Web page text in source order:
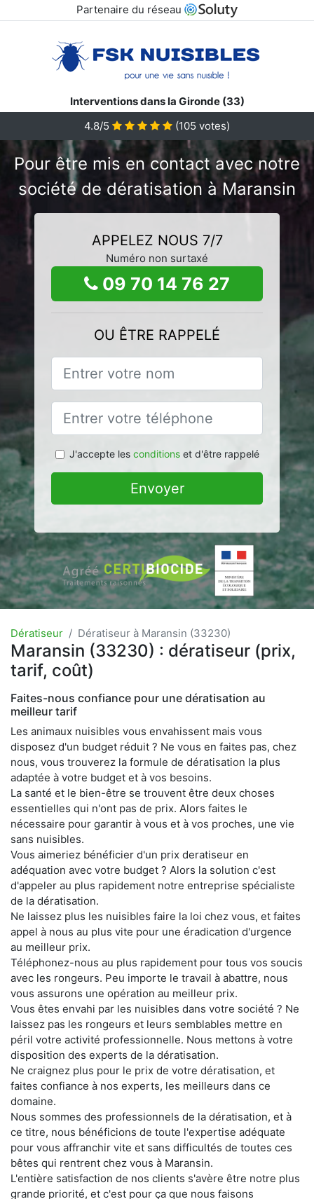
Partenaire du réseau
Interventions dans la Gironde (33)
4.8/5
(105 votes)
Pour être mis en contact avec notre
société de dératisation à Maransin
APPELEZ NOUS 7/7
Numéro non surtaxé
09 70 14 76 27
OU ÊTRE RAPPELÉ
J'accepte les conditionset d'être rappelé
Envoyer
Dératiseur Dératiseur à Maransin (33230)
Maransin (33230) : dératiseur (prix,
tarif, coût)
Faites-nous confiance pour une dératisation au
meilleur tarif
Les animaux nuisibles vous envahissent mais vous
disposez d'un budget réduit ? Ne vous en faites pas, chez
nous, vous trouverez la formule de dératisation la plus
adaptée à votre budget et à vos besoins.
La santé et le bien-être se trouvent être deux choses
essentielles qui n'ont pas de prix. Alors faites le
nécessaire pour garantir à vous et à vos proches, une vie
sans nuisibles.
Vous aimeriez bénéficier d'un prix deratiseur en
adéquation avec votre budget ? Alors la solution c'est
d'appeler au plus rapidement notre entreprise spécialiste
de la dératisation.
Ne laissez plus les nuisibles faire la loi chez vous, et faites
appel à nous au plus vite pour une éradication d'urgence
au meilleur prix.
Téléphonez-nous au plus rapidement pour tous vos soucis
avec les rongeurs. Peu importe le travail à abattre, nous
vous assurons une opération au meilleur prix.
Vous êtes envahi par les nuisibles dans votre société ? Ne
laissez pas les rongeurs et leurs semblables mettre en
péril votre activité professionnelle. Nous mettons à votre
disposition des experts de la dératisation.
Ne craignez plus pour le prix de votre dératisation, et
faites confiance à nos experts, les meilleurs dans ce
domaine.
Nous sommes des professionnels de la dératisation, et à
ce titre, nous bénéficions de toute l'expertise adéquate
pour vous affranchir vite et sans difficultés de toutes ces
bêtes qui rentrent chez vous à Maransin.
L'entière satisfaction de nos clients s'avère être notre plus
grande priorité, et c'est pour ça que nous faisons